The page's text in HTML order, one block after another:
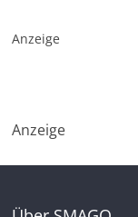
Anzeige
Anzeige